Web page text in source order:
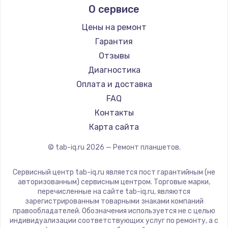
1330 руб.
Заказать
Замена видеокарты
2100 руб.
Заказать
Заказать
Замена материнской платы
1590 руб.
Microsoft
BlackView
Amazon
Aquarius
Philips
Dell
HP
Getac
ZTE
CHUWI
О сервисе
Цены на ремонт
Гарантия
Отзывы
Диагностика
Оплата и доставка
FAQ
Контакты
Карта сайта
© tab-iq.ru 2026 — Ремонт планшетов.
Сервисный центр tab-iq.ru является пост гарантийным (не
авторизованным) сервисным центром. Торговые марки,
перечисленные на сайте tab-iq.ru, являются
зарегистрированным товарными знаками компаний
правообладателей. Обозначения используется не с целью
индивидуализации соответствующих услуг по ремонту, а с